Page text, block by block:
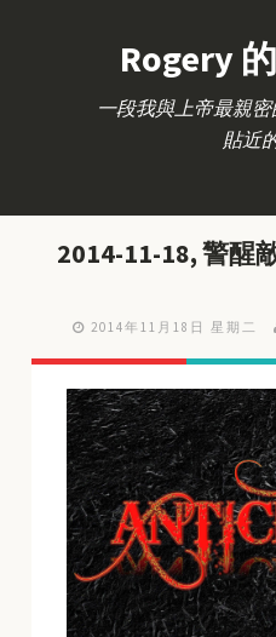
Rogery
一段我與上帝最親
貼近
2014-11-18, 警醒
2014年11月18日 星期二